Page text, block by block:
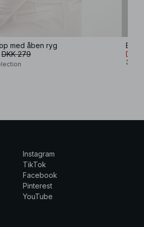
med åben ryg
DKK 279 DKK
3
Instagram
TikTok
Facebook
Pinterest
YouTube